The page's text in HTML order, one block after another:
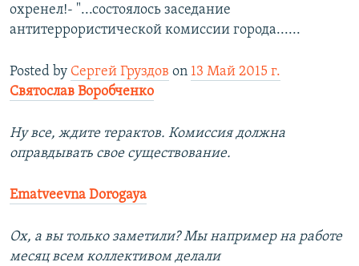
охренел!- "...состоялось заседание
антитеррористической комиссии города......
Posted by Сергей Груздов on 13 Май 2015 г.
Святослав Воробченко
Ну все, ждите терактов. Комиссия должна
оправдывать свое существование.
Ematveevna Dorogaya
Ох, а вы только заметили? Мы например на работе
месяц всем коллективом делали